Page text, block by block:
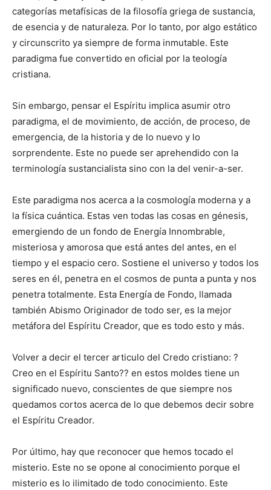
categorías metafísicas de la filosofía griega de sustancia,
de esencia y de naturaleza. Por lo tanto, por algo estático
y circunscrito ya siempre de forma inmutable. Este
paradigma fue convertido en oficial por la teología
cristiana.
Sin embargo, pensar el Espíritu implica asumir otro
paradigma, el de movimiento, de acción, de proceso, de
emergencia, de la historia y de lo nuevo y lo
sorprendente. Este no puede ser aprehendido con la
terminología sustancialista sino con la del venir-a-ser.
Este paradigma nos acerca a la cosmología moderna y a
la física cuántica. Estas ven todas las cosas en génesis,
emergiendo de un fondo de Energía Innombrable,
misteriosa y amorosa que está antes del antes, en el
tiempo y el espacio cero. Sostiene el universo y todos los
seres en él, penetra en el cosmos de punta a punta y nos
penetra totalmente. Esta Energía de Fondo, llamada
también Abismo Originador de todo ser, es la mejor
metáfora del Espíritu Creador, que es todo esto y más.
Volver a decir el tercer articulo del Credo cristiano: ?
Creo en el Espíritu Santo?? en estos moldes tiene un
significado nuevo, conscientes de que siempre nos
quedamos cortos acerca de lo que debemos decir sobre
el Espíritu Creador.
Por último, hay que reconocer que hemos tocado el
misterio. Este no se opone al conocimiento porque el
misterio es lo ilimitado de todo conocimiento. Este